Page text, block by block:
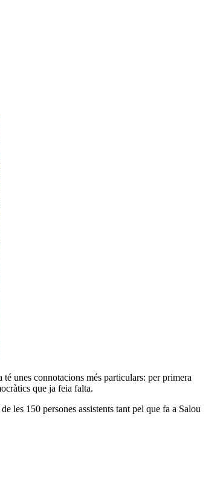
unes connotacions més particulars: per primera
que ja feia falta.
les 150 persones assistents tant pel que fa a Salou